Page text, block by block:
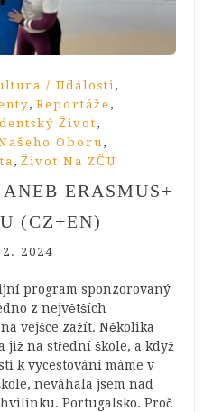
/ Události ,
, Reportáže ,
Život,
Oboru ,
, Život Na ZČU
ERASMUS+
(CZ+EN)
2024
program sponzorovaný
z největších
vejšce zažít. Několika
již na střední škole, a když
k vycestování máme v
neváhala jsem nad
Portugalsko. Proč